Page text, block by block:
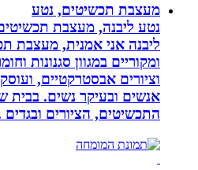
מעצבת תכשיטים, נטע
נטע ליבנה, מעצבת תכשיטים,
ליבנה אני אמנית, מעצבת תכשיטי
ומקוריים במגוון סגנונות
וציורים אבסטרקטיים, ועוסקת
אנשים ובעיקר נשים. בבית שלי
התכשיטים, הציורים ובגדים .